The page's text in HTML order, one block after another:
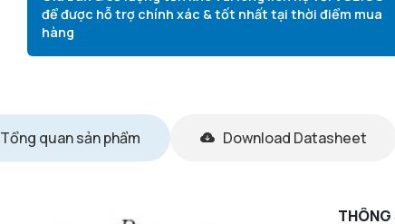
để được hỗ trợ chính xác & tốt nhất tại thời điểm mua
hàng
Tổng quan sản phẩm Download Datasheet
THÔNG